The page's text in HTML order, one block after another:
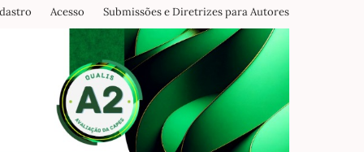
Acesso Submissões e Diretrizes para Autores